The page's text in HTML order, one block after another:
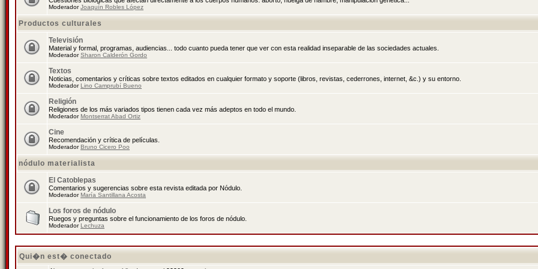
ModeradorJoaquín Robles López
Productos culturales
Televisión
Material y formal, programas, audiencias... todo cuanto pueda tener que ver con esta realidad inseparable de las sociedades actuales.
ModeradorSharon Calderón Gordo
Textos
Noticias, comentarios y críticas sobre textos editados en cualquier formato y soporte (libros, revistas, cederrones, internet, &c.) y su entorno.
ModeradorLino Camprubí Bueno
Religión
Religiones de los más variados tipos tienen cada vez más adeptos en todo el mundo.
ModeradorMontserrat Abad Ortiz
Cine
Recomendación y crítica de películas.
ModeradorBruno Cicero Poo
nódulo materialista
El Catoblepas
Comentarios y sugerencias sobre esta revista editada por Nódulo.
ModeradorMaría Santillana Acosta
Los foros de nódulo
Ruegos y preguntas sobre el funcionamiento de los foros de nódulo.
ModeradorLechuza
Qui�n est� conectado